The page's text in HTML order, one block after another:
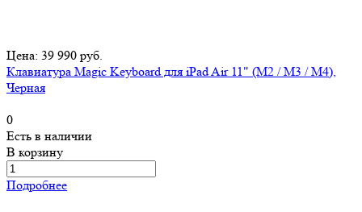
Цена: 39 990 руб.
Клавиатура Magic Keyboard для iPad Air 11" (M2 / M3 / M4),
Черная
0
Есть в наличии
В корзину
Подробнее